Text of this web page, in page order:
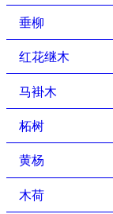
垂柳
红花继木
马褂木
柘树
黄杨
木荷